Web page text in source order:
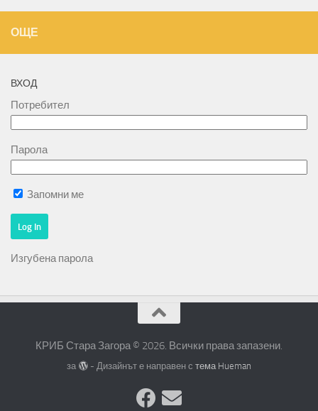
ОЩЕ
ВХОД
Потребител
Парола
Запомни ме
Изгубена парола
КРИБ Стара Загора © 2026. Всички права запазени.
за - Дизайнът е направен с тема Hueman